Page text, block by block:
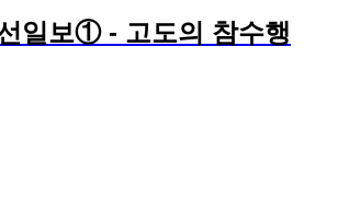
일보① - 고도의 참수행